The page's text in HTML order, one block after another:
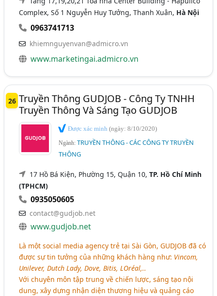
Complex, Số 1 Nguyễn Huy Tưởng, Thanh Xuân, Hà Nội
0963741713
khiemnguyenvan@admicro.vn
www.marketingai.admicro.vn
26 Truyền Thông GUDJOB - Công Ty TNHH
Truyền Thông Và Sáng Tạo GUDJOB
Được xác minh(ngày: 8/10/2020)
Ngành:TRUYỀN THÔNG - CÁC CÔNG TY TRUYỀN
THÔNG
17 Hồ Bá Kiện, Phường 15, Quận 10,TP. Hồ Chí Minh
(TPHCM)
0935050605
contact@gudjob.net
www.gudjob.net
Là một social media agency trẻ tại Sài Gòn, GUDJOB đã có
được sự tin tưởng của những khách hàng như: Vincom,
Unilever, Dutch Lady, Dove, Bitis, LOréal,..
Với chuyên môn tập trung về chiến lược, sáng tạo nội
dung, xây dựng nhận diện thương hiệu và quảng cáo